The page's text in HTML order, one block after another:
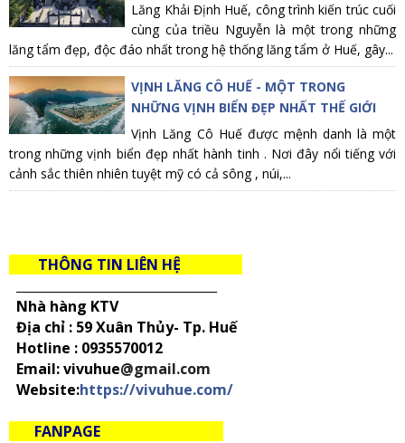
Lăng Khải Định Huế, công trình kiến trúc cuối
cùng của triều Nguyễn là một trong những
lăng tẩm đẹp, độc đáo nhất trong hệ thống lăng tẩm ở Huế, gây...
VỊNH LĂNG CÔ HUẾ - MỘT TRONG
NHỮNG VỊNH BIỂN ĐẸP NHẤT THẾ GIỚI
Vịnh Lăng Cô Huế được mệnh danh là một
trong những vịnh biển đẹp nhất hành tinh . Nơi đây nổi tiếng với
cảnh sắc thiên nhiên tuyệt mỹ có cả sông , núi,...
THÔNG TIN LIÊN HỆ
Nhà hàng KTV
Địa chỉ : 59 Xuân Thủy- Tp. Huế
Hotline : 0935570012
Email: vivuhue@gmail.com
Website:https://vivuhue.com/
FANPAGE